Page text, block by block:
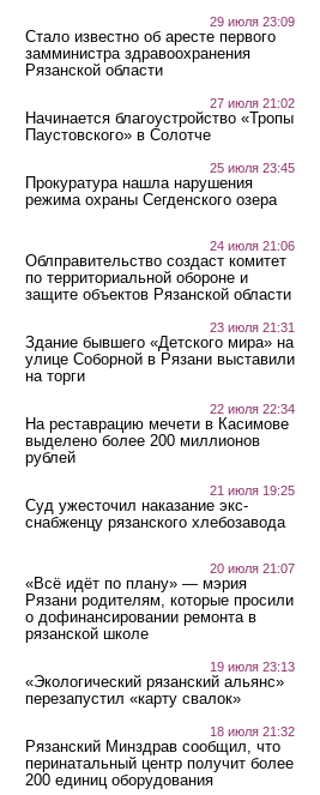
29 июля 23:09
Стало известно об аресте первого
замминистра здравоохранения
Рязанской области
27 июля 21:02
Начинается благоустройство «Тропы
Паустовского» в Солотче
25 июля 23:45
Прокуратура нашла нарушения
режима охраны Сегденского озера
24 июля 21:06
Облправительство создаст комитет
по территориальной обороне и
защите объектов Рязанской области
23 июля 21:31
Здание бывшего «Детского мира» на
улице Соборной в Рязани выставили
на торги
22 июля 22:34
На реставрацию мечети в Касимове
выделено более 200 миллионов
рублей
21 июля 19:25
Суд ужесточил наказание экс-
снабженцу рязанского хлебозавода
20 июля 21:07
«Всё идёт по плану» — мэрия
Рязани родителям, которые просили
о дофинансировании ремонта в
рязанской школе
19 июля 23:13
«Экологический рязанский альянс»
перезапустил «карту свалок»
18 июля 21:32
Рязанский Минздрав сообщил, что
перинатальный центр получит более
200 единиц оборудования